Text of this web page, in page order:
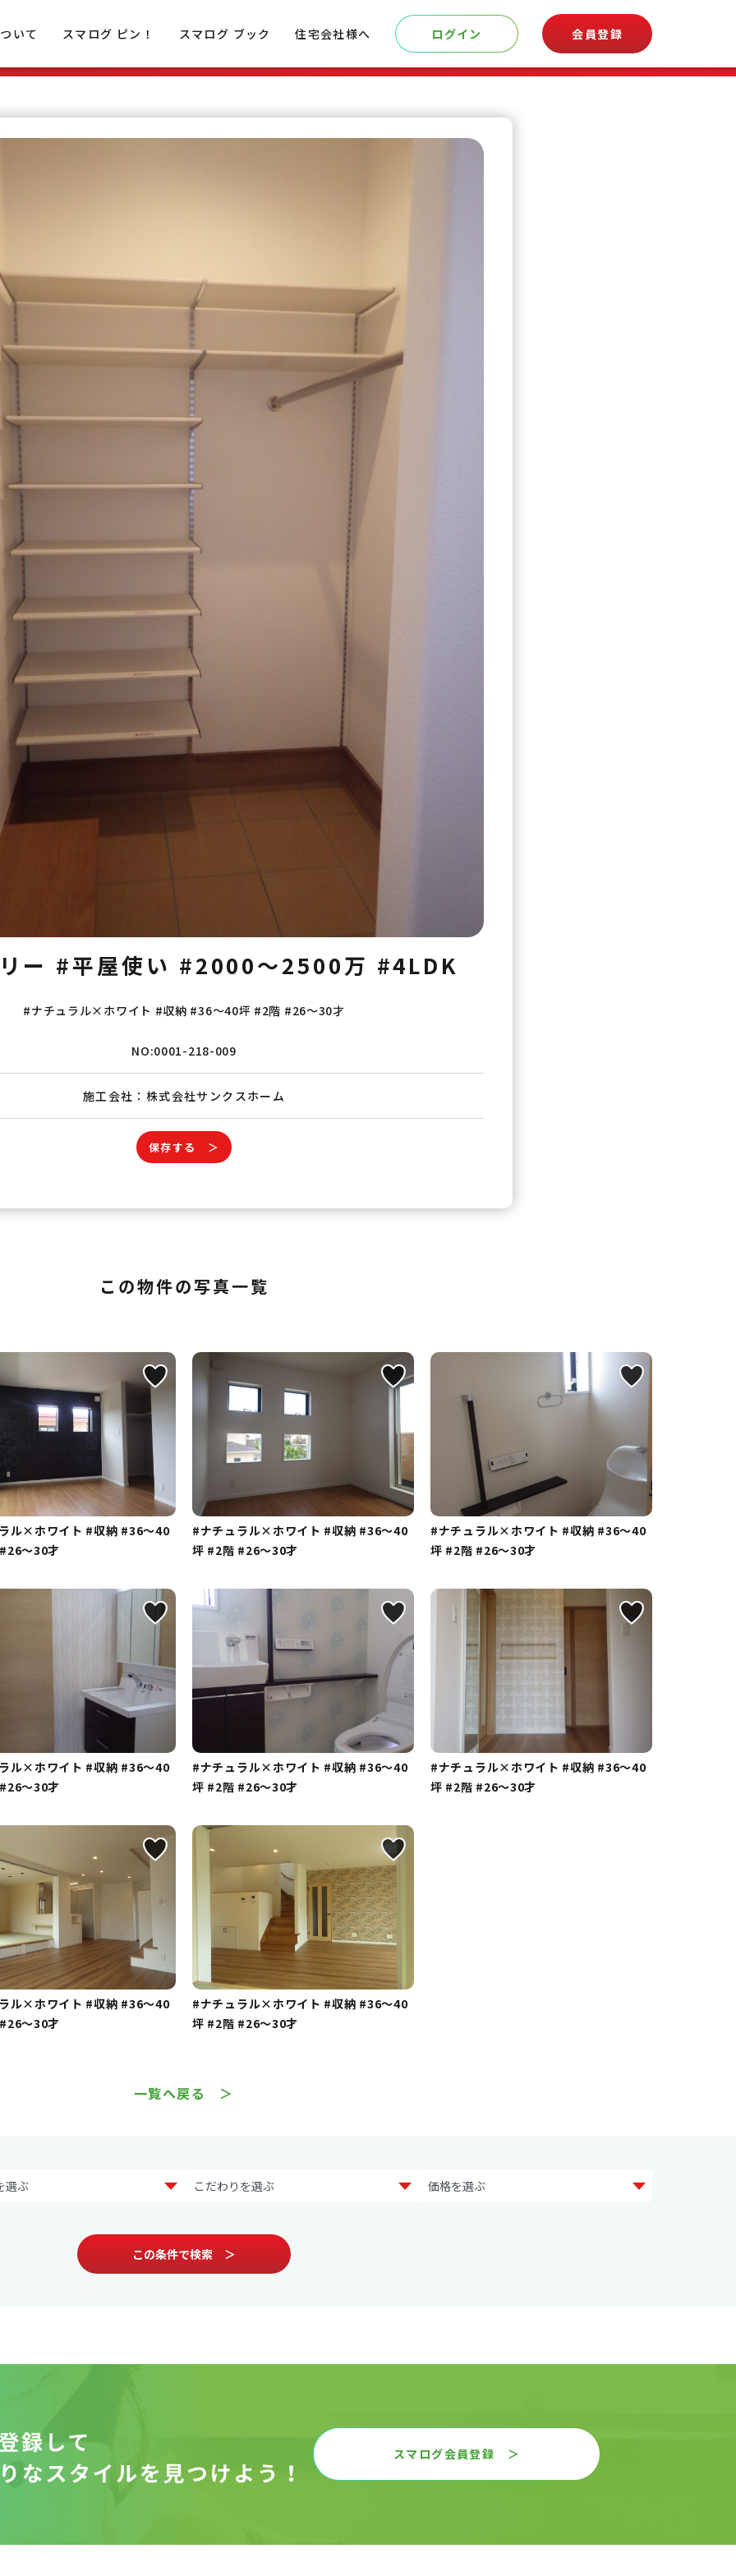
いて スマログ ピン！ スマログ ブック 住宅会社様へ ログイン 会員登録
ー #平屋使い #2000～2500万 #4LDK
#ナチュラル×ホワイト #収納 #36～40坪 #2階 #26～30才
NO:0001-218-009
施工会社：株式会社サンクスホーム
保存する ＞
この物件の写真一覧
ル×ホワイト #収納 #36～40
#26～30才
#ナチュラル×ホワイト #収納 #36～40
坪 #2階 #26～30才
#ナチュラル×ホワイト #収納 #36～40
坪 #2階 #26～30才
ル×ホワイト #収納 #36～40
#26～30才
#ナチュラル×ホワイト #収納 #36～40
坪 #2階 #26～30才
#ナチュラル×ホワイト #収納 #36～40
坪 #2階 #26～30才
ル×ホワイト #収納 #36～40
#26～30才
#ナチュラル×ホワイト #収納 #36～40
坪 #2階 #26～30才
一覧へ戻る ＞
スマログ会員登録 ＞